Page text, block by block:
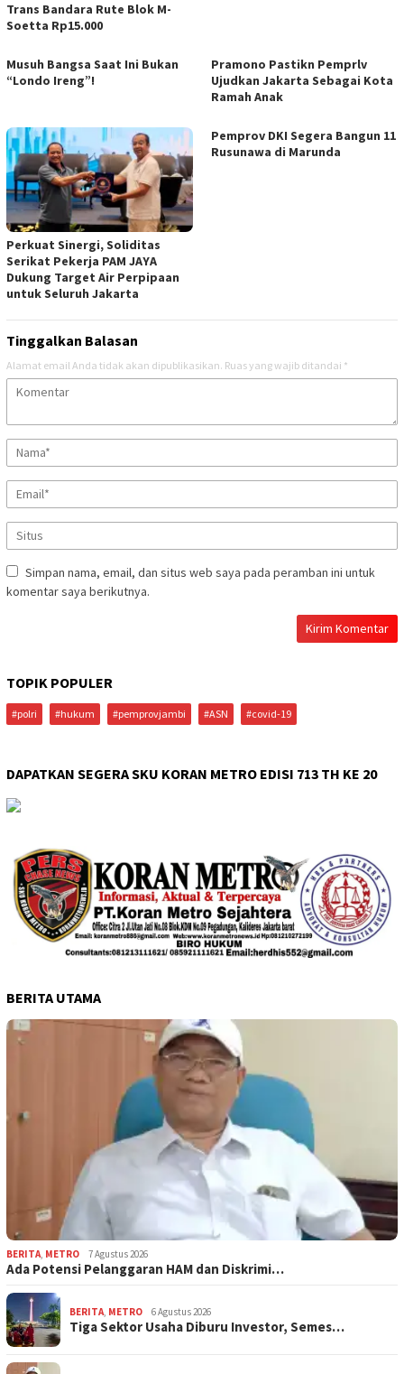
Trans Bandara Rute Blok M-
Soetta Rp15.000
Musuh Bangsa Saat Ini Bukan
“Londo Ireng”!
Pramono Pastikn Pemprlv
Ujudkan Jakarta Sebagai Kota
Ramah Anak
Perkuat Sinergi, Soliditas
Serikat Pekerja PAM JAYA
Dukung Target Air Perpipaan
untuk Seluruh Jakarta
Pemprov DKI Segera Bangun 11
Rusunawa di Marunda
Tinggalkan Balasan
Alamat email Anda tidak akan dipublikasikan. Ruas yang wajib ditandai *
Simpan nama, email, dan situs web saya pada peramban ini untuk
komentar saya berikutnya.
TOPIK POPULER
#polri #hukum #pemprovjambi #ASN #covid-19
DAPATKAN SEGERA SKU KORAN METRO EDISI 713 TH KE 20
BERITA UTAMA
BERITA, METRO 7 Agustus 2026
Ada Potensi Pelanggaran HAM dan Diskrimi…
BERITA, METRO 6 Agustus 2026
Tiga Sektor Usaha Diburu Investor, Semes…